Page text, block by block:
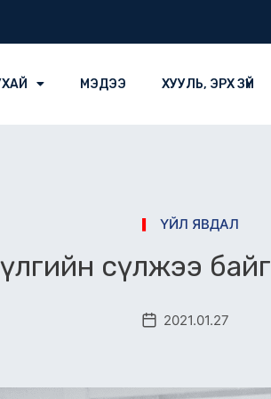
МЭДЭЭ ХУУЛЬ, ЭРХ ЗҮЙ
ҮЙЛ ЯВДАЛ
сүлжээ
2021.01.27